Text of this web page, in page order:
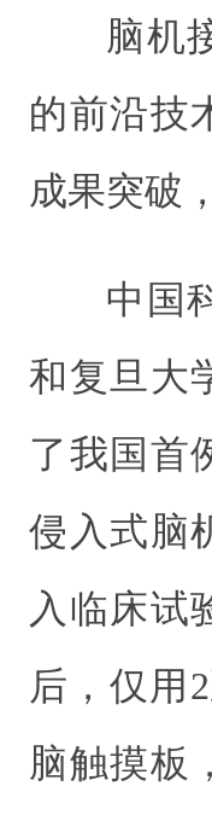
脑机
的前沿技
成果突破
中国
和复旦大
了我国首
侵入式脑
入临床试
后，仅用
脑触摸板